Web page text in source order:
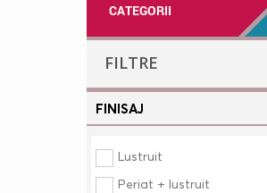
CATEGORII
FILTRE
FINISAJ
Lustruit
Periat + lustruit